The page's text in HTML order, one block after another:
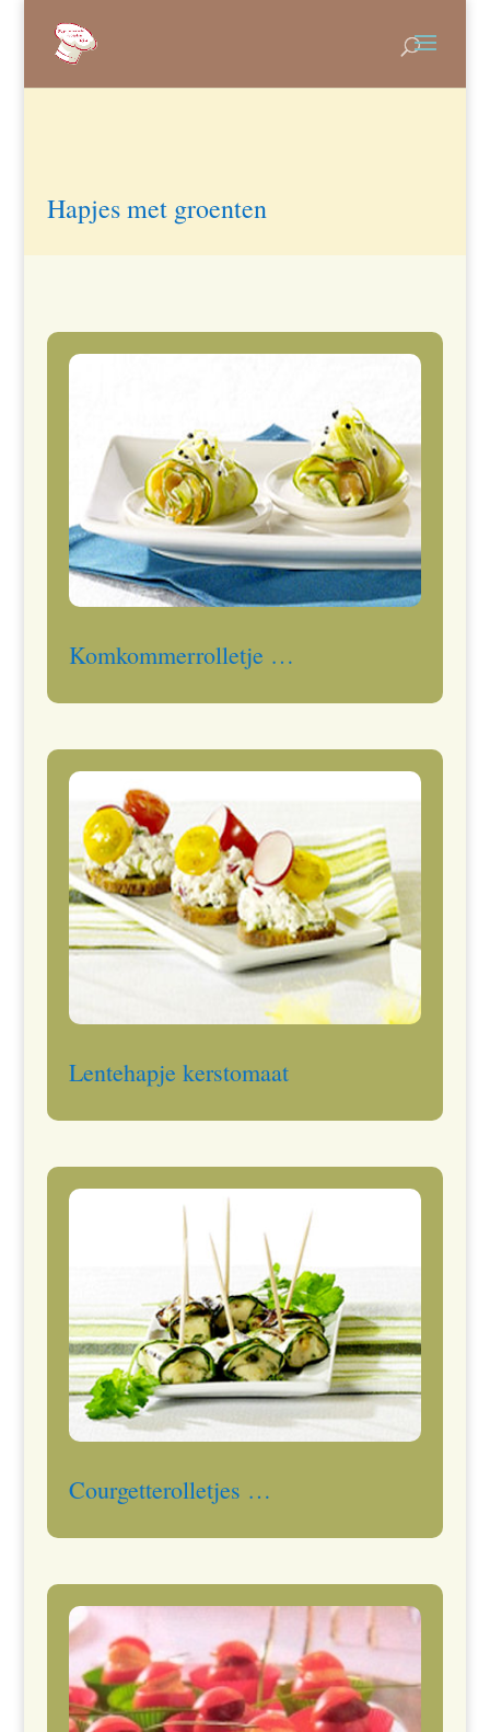
Hapjes met groenten
Komkommerrolletje …
Lentehapje kerstomaat
Courgetterolletjes …